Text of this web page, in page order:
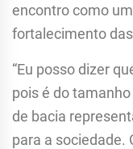
encontro como
fortalecimento
“Eu posso dizer
pois é do
de bacia
para a sociedade.